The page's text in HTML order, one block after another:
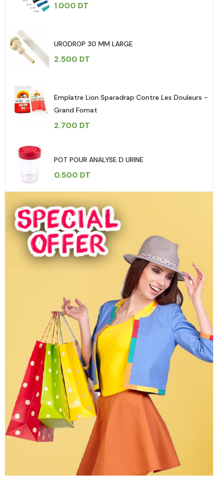
1.000 DT
URODROP 30 MM LARGE
2.500 DT
Emplatre Lion Sparadrap Contre Les Douleurs -
Grand Fomat
2.700 DT
POT POUR ANALYSE D URINE
0.500 DT